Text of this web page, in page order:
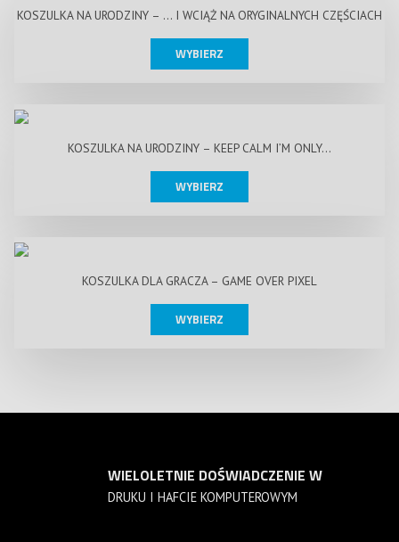
KOSZULKA NA URODZINY – … I WCIĄŻ NA ORYGINALNYCH CZĘŚCIACH
WYBIERZ
KOSZULKA NA URODZINY – KEEP CALM I’M ONLY…
WYBIERZ
KOSZULKA DLA GRACZA – GAME OVER PIXEL
WYBIERZ
WIELOLETNIE DOŚWIADCZENIE W
DRUKU I HAFCIE KOMPUTEROWYM